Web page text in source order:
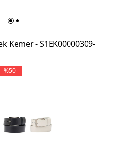
Kemer - S1EK00000309-
%50